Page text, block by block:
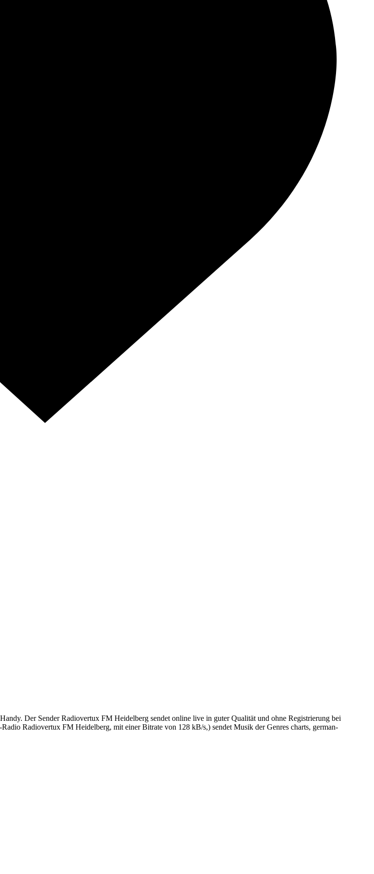
Der Sender Radiovertux FM Heidelberg sendet online live in guter Qualität und ohne Registrierung bei
Radiovertux FM Heidelberg, mit einer Bitrate von 128 kB/s,) sendet Musik der Genres charts, german-